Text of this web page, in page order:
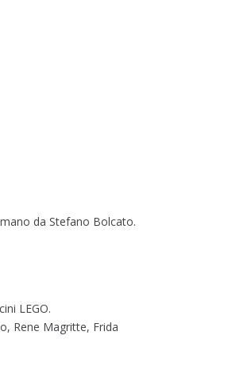
da Stefano Bolcato.
LEGO.
Rene Magritte, Frida